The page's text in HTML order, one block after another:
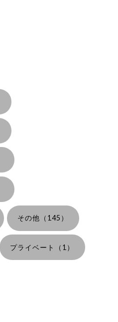
その他（145）
プライベート（1）